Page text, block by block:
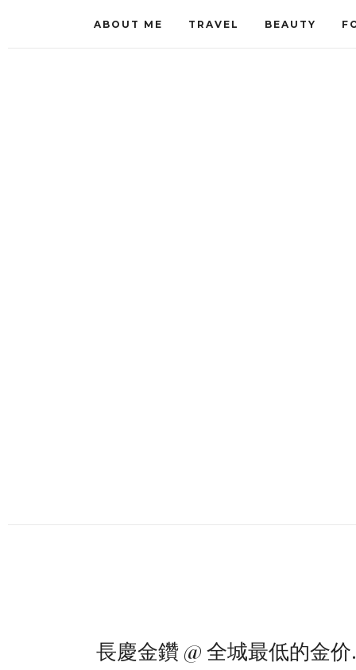
ABOUT ME TRAVEL BEAUTY
長慶金鑽 @ 全城最低的金